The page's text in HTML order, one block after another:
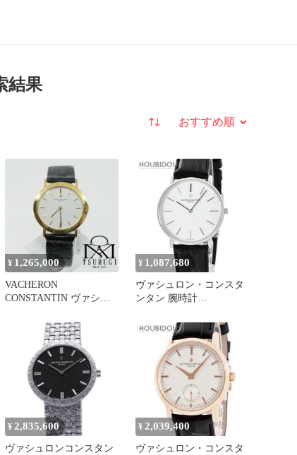
結果
並び替え
¥ 1,265,000
VACHERON
CONSTANTIN ヴァシュ
トリモニー 39027 YG×革
手巻き 白文字盤
¥ 1,087,680
ヴァシュロン・コンスタ
ンタン 腕時計
み ブランド
¥ 2,835,600
ヴァシュロンコンスタン
¥ 2,039,400
ヴァシュロン・コンスタ